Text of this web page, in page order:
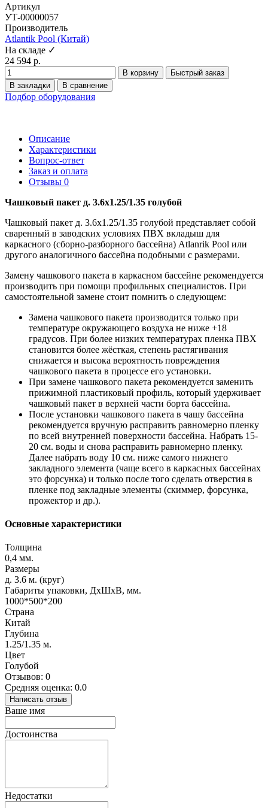
Артикул
УТ-00000057
Производитель
Atlantik Pool (Китай)
На складе ✓
24 594 р.
В корзину
Быстрый заказ
В закладки
В сравнение
Подбор оборудования
Описание
Характеристики
Вопрос-ответ
Заказ и оплата
Отзывы 0
Чашковый пакет д. 3.6х1.25/1.35 голубой
Чашковый пакет д. 3.6х1.25/1.35 голубой представляет собой
сваренный в заводских условиях ПВХ вкладыш для
каркасного (сборно-разборного бассейна) Atlanrik Pool или
другого аналогичного бассейна подобными с размерами.
Замену чашкового пакета в каркасном бассейне рекомендуется
производить при помощи профильных специалистов. При
самостоятельной замене стоит помнить о следующем:
Замена чашкового пакета производится только при
температуре окружающего воздуха не ниже +18
градусов. При более низких температурах пленка ПВХ
становится более жёсткая, степень растягивания
снижается и высока вероятность повреждения
чашкового пакета в процессе его установки.
При замене чашкового пакета рекомендуется заменить
прижимной пластиковый профиль, который удерживает
чашковый пакет в верхней части борта бассейна.
После установки чашкового пакета в чашу бассейна
рекомендуется вручную расправить равномерно пленку
по всей внутренней поверхности бассейна. Набрать 15-
20 см. воды и снова расправить равномерно пленку.
Далее набрать воду 10 см. ниже самого нижнего
закладного элемента (чаще всего в каркасных бассейнах
это форсунка) и только после того сделать отверстия в
пленке под закладные элементы (скиммер, форсунка,
прожектор и др.).
Основные характеристики
Толщина
0,4 мм.
Размеры
д. 3.6 м. (круг)
Габариты упаковки, ДхШхВ, мм.
1000*500*200
Страна
Китай
Глубина
1.25/1.35 м.
Цвет
Голубой
Отзывов: 0
Средняя оценка: 0.0
Написать отзыв
Ваше имя
Достоинства
Недостатки